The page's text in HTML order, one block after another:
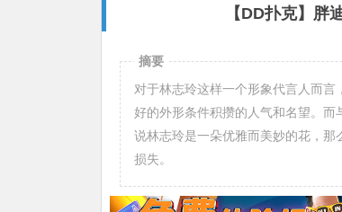
【DD扑克】胖
摘要
对于林志玲这样一个形象代言人而
好的外形条件积攒的人气和名望。
说林志玲是一朵优雅而美妙的花，
损失。